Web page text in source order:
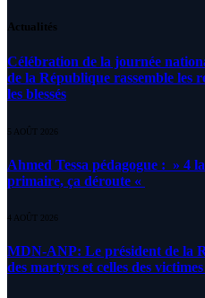
Actualités
Célébration de la journée
de la République rassemble les
les blessés
5 AOÛT 2026
Ahmed Tessa pédagogue : » 4
primaire, ça déroute «
4 AOÛT 2026
MDN-ANP: Le président de la
des martyrs et celles des